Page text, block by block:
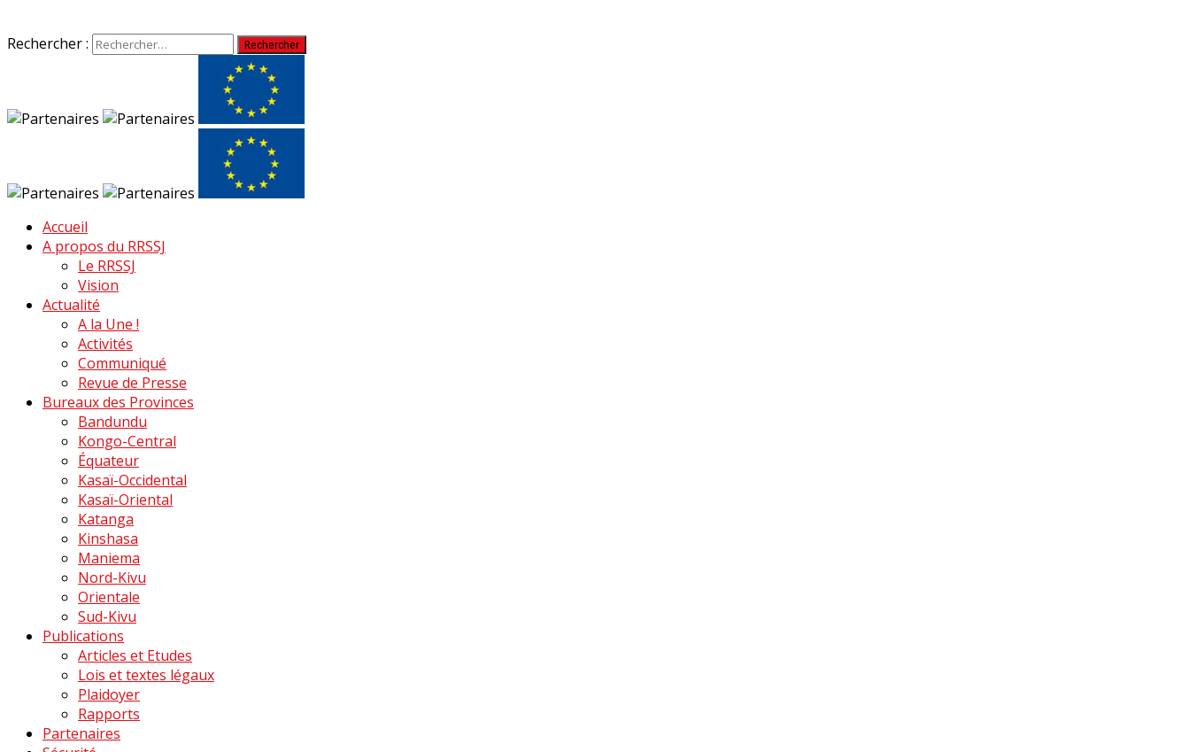
Rechercher :
Accueil
A propos du RRSSJ
Le RRSSJ
Vision
Actualité
A la Une !
Activités
Communiqué
Revue de Presse
Bureaux des Provinces
Bandundu
Kongo-Central
Équateur
Kasaï-Occidental
Kasaï-Oriental
Katanga
Kinshasa
Maniema
Nord-Kivu
Orientale
Sud-Kivu
Publications
Articles et Etudes
Lois et textes légaux
Plaidoyer
Rapports
Partenaires